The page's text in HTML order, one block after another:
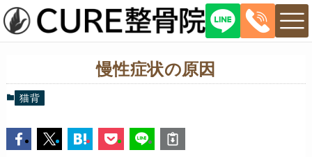
慢性症状の原因
猫背